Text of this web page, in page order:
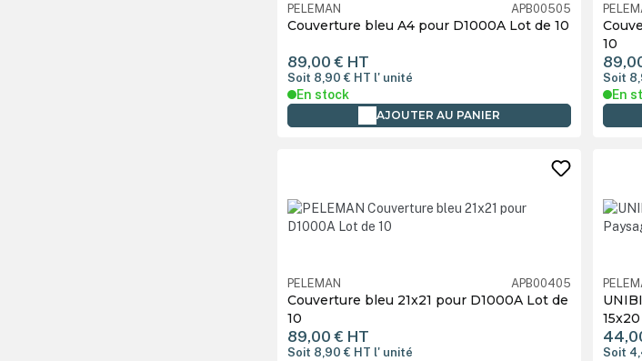
PELEMAN APB00505
Couverture bleu A4 pour D1000A Lot de 10
89,00 € HT
Soit 8,90 € HT l' unité
En stock
AJOUTER AU PANIER
10
Soit
En
PELEMAN APB00405
Couverture bleu 21x21 pour D1000A Lot de
10
89,00 € HT
Soit 8,90 € HT l' unité Soit